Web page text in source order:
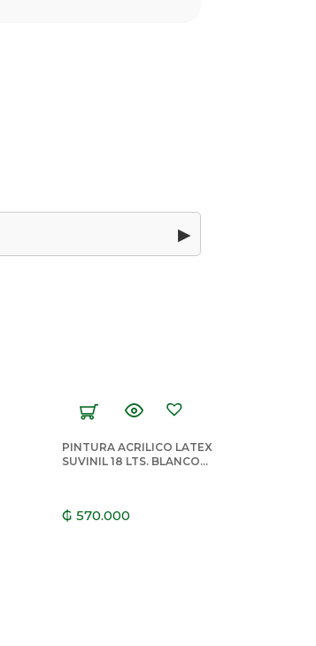
PINTURA ACRILICO LATEX
SUVINIL 18 LTS. BLANCO
₲ 570.000